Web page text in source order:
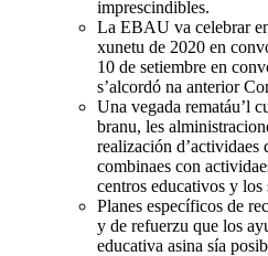
imprescindibles.
La EBAU va celebrar
xunetu de 2020 en
10 de setiembre en
s’alcordó na anterior
Una vegada rematáu’l
branu, les
realización d’actividaes
combinaes con
centros educativos y los
Planes específicos de
y de refuerzu que los
educativa asina sía